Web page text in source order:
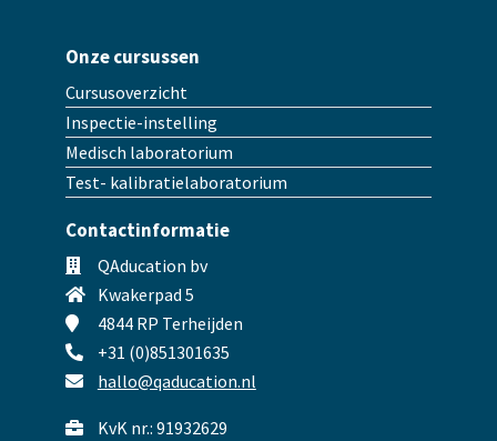
Onze cursussen
Cursusoverzicht
Inspectie-instelling
Medisch laboratorium
Test- kalibratielaboratorium
Contactinformatie
QAducation bv
Kwakerpad 5
4844 RP Terheijden
+31 (0)851301635
hallo@qaducation.nl
KvK nr.: 91932629